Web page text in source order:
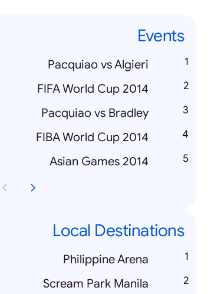
Events
Pacquiao vs Algieri
FIFA World Cup 2014
Pacquiao vs Bradley
FIBA World Cup 2014
Asian Games 2014
Local Destinations
Philippine Arena
Scream Park Manila